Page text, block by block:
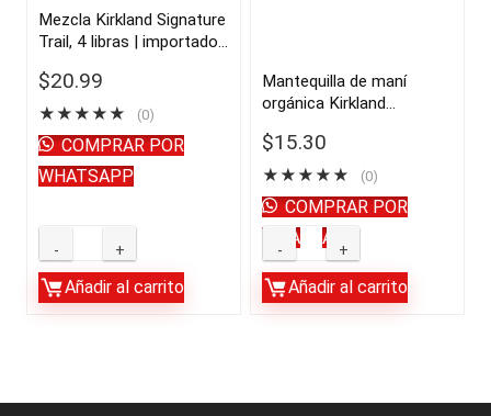
lbs
|
Importado
de
USA
quantity
de
USA
quantity
Mezcla Kirkland Signature
Trail, 4 libras | importado
$20.99
★★★★★ (0)
Kirkland
Signature
Añadir al carrito
COMPRAR POR
WHATSAPP
Mantequilla de maní
orgánica Kirkland
unidades | importado de
USA
$15.30
★★★★★ (0)
Mantequilla
de
maní
Añadir al carrito
COMPRAR POR
WHATSAPP